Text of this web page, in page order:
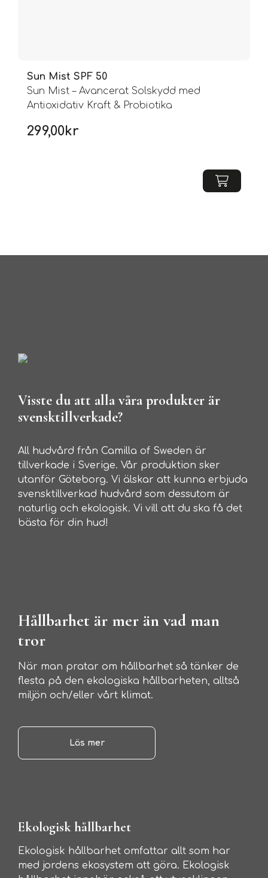
Sun Mist SPF 50
Sun Mist – Avancerat Solskydd med
Antioxidativ Kraft & Probiotika
299,00kr
Visste du att alla våra produkter är
svensktillverkade?
All hudvård från Camilla of Sweden är
tillverkade i Sverige. Vår produktion sker
utanför Göteborg. Vi älskar att kunna erbjuda
svensktillverkad hudvård som dessutom är
naturlig och ekologisk. Vi vill att du ska få det
bästa för din hud!
Hållbarhet är mer än vad man
tror
När man pratar om hållbarhet så tänker de
flesta på den ekologiska hållbarheten, alltså
miljön och/eller vårt klimat.
Läs mer
Ekologisk hållbarhet
Ekologisk hållbarhet omfattar allt som har
med jordens ekosystem att göra. Ekologisk